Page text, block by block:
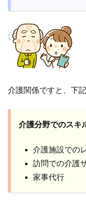
介護関係ですと、下
介護分野でのスキ
介護施設での
訪問での介護
家事代行